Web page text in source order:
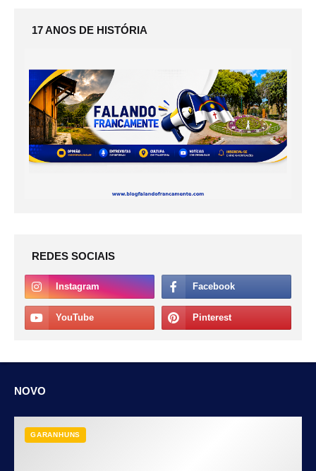
17 ANOS DE HISTÓRIA
REDES SOCIAIS
NOVO
GARANHUNS